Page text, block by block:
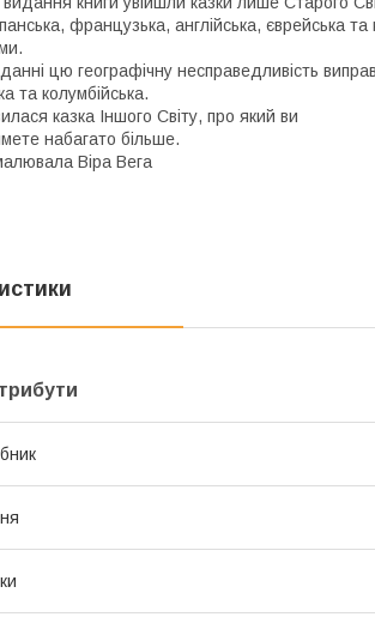
французька, англійська, єврейська
цю географічну несправедливість
та колумбійська.
казка Іншого Світу, про який ви
набагато більше.
Віра Вега